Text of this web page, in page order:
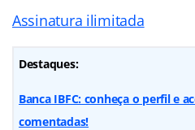
Assinatura ilimitada
Destaques:
Banca IBFC: conheça o perfil e
comentadas!